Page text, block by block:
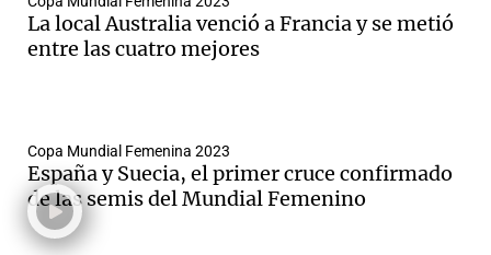
La local Australia venció a Francia y se metió
entre las cuatro mejores
Copa Mundial Femenina 2023
España y Suecia, el primer cruce confirmado
de las semis del Mundial Femenino